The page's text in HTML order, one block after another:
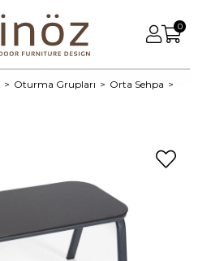
0
Oturma Grupları Orta Sehpa